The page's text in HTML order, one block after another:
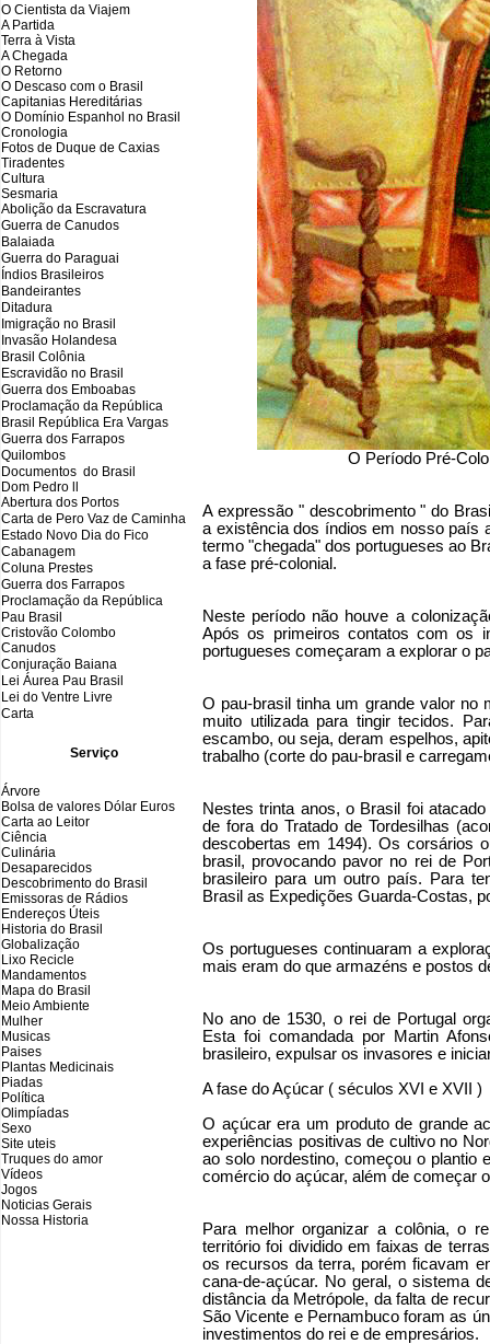
O Cientista da Viajem
A Partida
Terra à Vista
A Chegada
O Retorno
O Descaso com o Brasil
Capitanias Hereditárias
O Domínio Espanhol no Brasil
Cronologia
Fotos de Duque de Caxias
Tiradentes
Cultura
Sesmaria
Abolição da Escravatura
Guerra de Canudos
Balaiada
Guerra do Paraguai
Índios Brasileiros
Bandeirantes
Ditadura
Imigração no Brasil
Invasão Holandesa
Brasil Colônia
Escravidão no Brasil
Guerra dos Emboabas
Proclamação da República
Brasil República Era Vargas
Guerra dos Farrapos
Quilombos
Documentos do Brasil
Dom Pedro ll
Abertura dos Portos
Carta de Pero Vaz de Caminha
Estado Novo Dia do Fico
Cabanagem
Coluna Prestes
Guerra dos Farrapos
Proclamação da República
Pau Brasil
Cristovão Colombo
Canudos
Conjuração Baiana
Lei Áurea Pau Brasil
Lei do Ventre Livre
Carta
Serviço
Árvore
Bolsa de valores Dólar Euros
Carta ao Leitor
Ciência
Culinária
Desaparecidos
Descobrimento do Brasil
Emissoras de Rádios
Endereços Úteis
Historia do Brasil
Globalização
Lixo Recicle
Mandamentos
Mapa do Brasil
Meio Ambiente
Mulher
Musicas
Paises
Plantas Medicinais
Piadas
Política
Olimpíadas
Sexo
Site uteis
Truques do amor
Vídeos
Jogos
Noticias Gerais
Nossa Historia
O Período Pré-
A expressão " descobrimento " do
a existência dos índios em nosso país
termo "chegada" dos portugueses ao
a fase pré-colonial.
Neste período não houve a
Após os primeiros contatos com os
portugueses começaram a explorar o
O pau-brasil tinha um grande valor no
muito utilizada para tingir tecidos.
escambo, ou seja, deram espelhos,
trabalho (corte do pau-brasil e
Nestes trinta anos, o Brasil foi
de fora do Tratado de Tordesilhas
descobertas em 1494). Os corsários
brasil, provocando pavor no rei de
brasileiro para um outro país. Para
Brasil as Expedições Guarda-Costas,
Os portugueses continuaram a
mais eram do que armazéns e postos
No ano de 1530, o rei de Portugal
Esta foi comandada por Martin
brasileiro, expulsar os invasores e
A fase do Açúcar ( séculos XVI e XVII )
O açúcar era um produto de grande
experiências positivas de cultivo no
ao solo nordestino, começou o plantio
comércio do açúcar, além de começar
Para melhor organizar a colônia, o
território foi dividido em faixas de
os recursos da terra, porém ficavam
cana-de-açúcar. No geral, o sistema
distância da Metrópole, da falta de
São Vicente e Pernambuco foram as
investimentos do rei e de empresários.